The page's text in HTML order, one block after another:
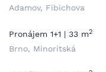
Adamov, Fibichova
Pronájem 1+1 | 33 m2
Brno, Minoritská